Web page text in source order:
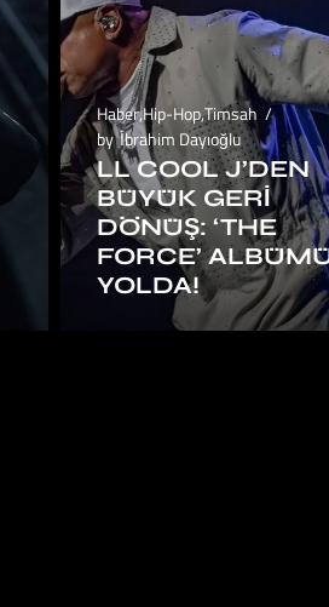
Haber,Hip-Hop,Timsah
by İbrahim Dayıoğlu
LL COOL J’DEN
BÜYÜK GERI
DÖNÜŞ: ‘THE
FORCE’
YOLDA!